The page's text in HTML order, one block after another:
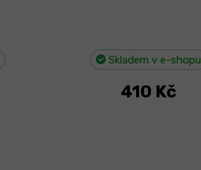
Skladem v e-shopu
410 Kč